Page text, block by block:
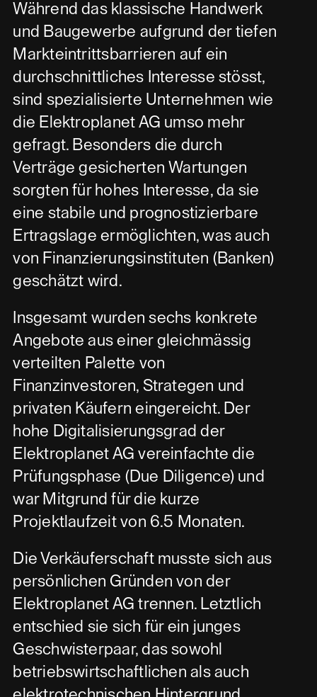
Während das klassische Handwerk
und Baugewerbe aufgrund der tiefen
Markteintrittsbarrieren auf ein
durchschnittliches Interesse stösst,
sind spezialisierte Unternehmen wie
die Elektroplanet AG umso mehr
gefragt. Besonders die durch
Verträge gesicherten Wartungen
sorgten für hohes Interesse, da sie
eine stabile und prognostizierbare
Ertragslage ermöglichten, was auch
von Finanzierungsinstituten (Banken)
geschätzt wird.
Insgesamt wurden sechs konkrete
Angebote aus einer gleichmässig
verteilten Palette von
Finanzinvestoren, Strategen und
privaten Käufern eingereicht. Der
hohe Digitalisierungsgrad der
Elektroplanet AG vereinfachte die
Prüfungsphase (Due Diligence) und
war Mitgrund für die kurze
Projektlaufzeit von 6.5 Monaten.
Die Verkäuferschaft musste sich aus
persönlichen Gründen von der
Elektroplanet AG trennen. Letztlich
entschied sie sich für ein junges
Geschwisterpaar, das sowohl
betriebswirtschaftlichen als auch